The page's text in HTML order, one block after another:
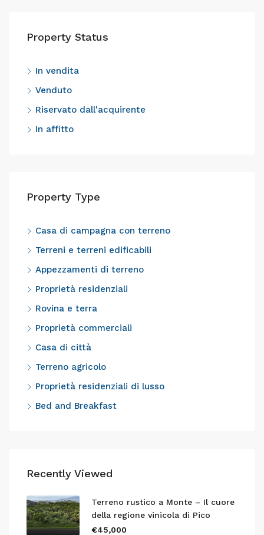
Property Status
In vendita
Venduto
Riservato dall'acquirente
In affitto
Property Type
Casa di campagna con terreno
Terreni e terreni edificabili
Appezzamenti di terreno
Proprietà residenziali
Rovina e terra
Proprietà commerciali
Casa di città
Terreno agricolo
Proprietà residenziali di lusso
Bed and Breakfast
Recently Viewed
Terreno rustico a Monte – Il cuore
della regione vinicola di Pico
€45,000